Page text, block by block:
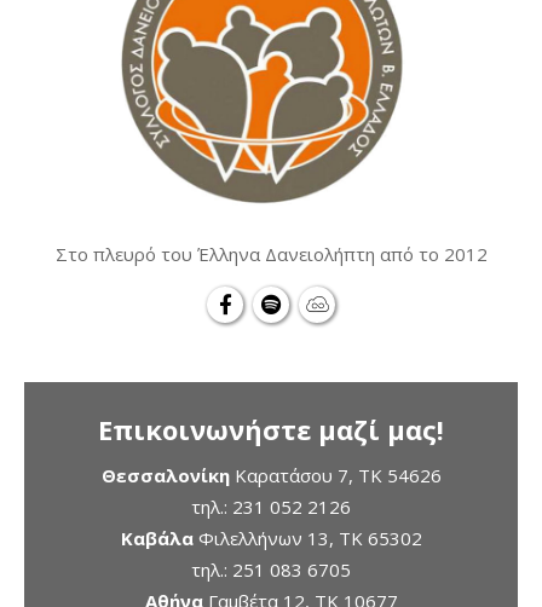
Στο πλευρό του Έλληνα Δανειολήπτη από το 2012
Επικοινωνήστε μαζί μας!
ΘεσσαλονίκηΚαρατάσου 7, TK 54626
τηλ.: 231 052 2126
ΚαβάλαΦιλελλήνων 13, ΤΚ 65302
τηλ.: 251 083 6705
ΑθήναΓαμβέτα 12, ΤΚ 10677